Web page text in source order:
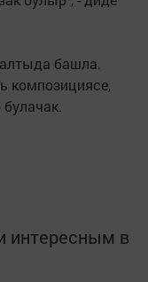
башла.
композициясе,
интересным в